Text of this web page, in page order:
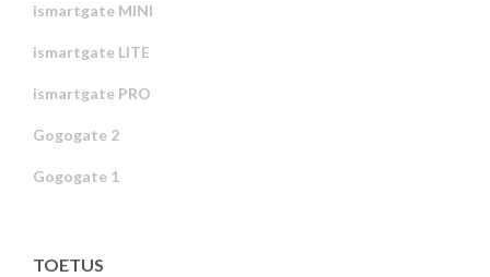
ismartgate MINI
ismartgate LITE
ismartgate PRO
Gogogate 2
Gogogate 1
TOETUS